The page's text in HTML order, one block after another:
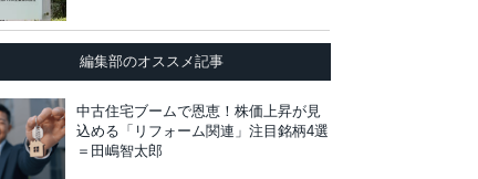
編集部のオススメ記事
中古住宅ブームで恩恵！株価上昇が見
込める「リフォーム関連」注目銘柄4選
＝田嶋智太郎